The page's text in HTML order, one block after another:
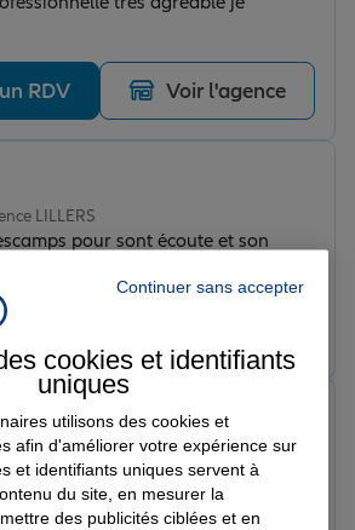
RDV Voir l'agence
LILLERS
pour sont écoute et son
RDV
LILLERS
RDV Voir l'agence
Continuer sans accepter
cookies et identifiants
uniques
utilisons des cookies et
afin d'améliorer votre expérience sur
et identifiants uniques servent à
du site, en mesurer la
des publicités ciblées et en